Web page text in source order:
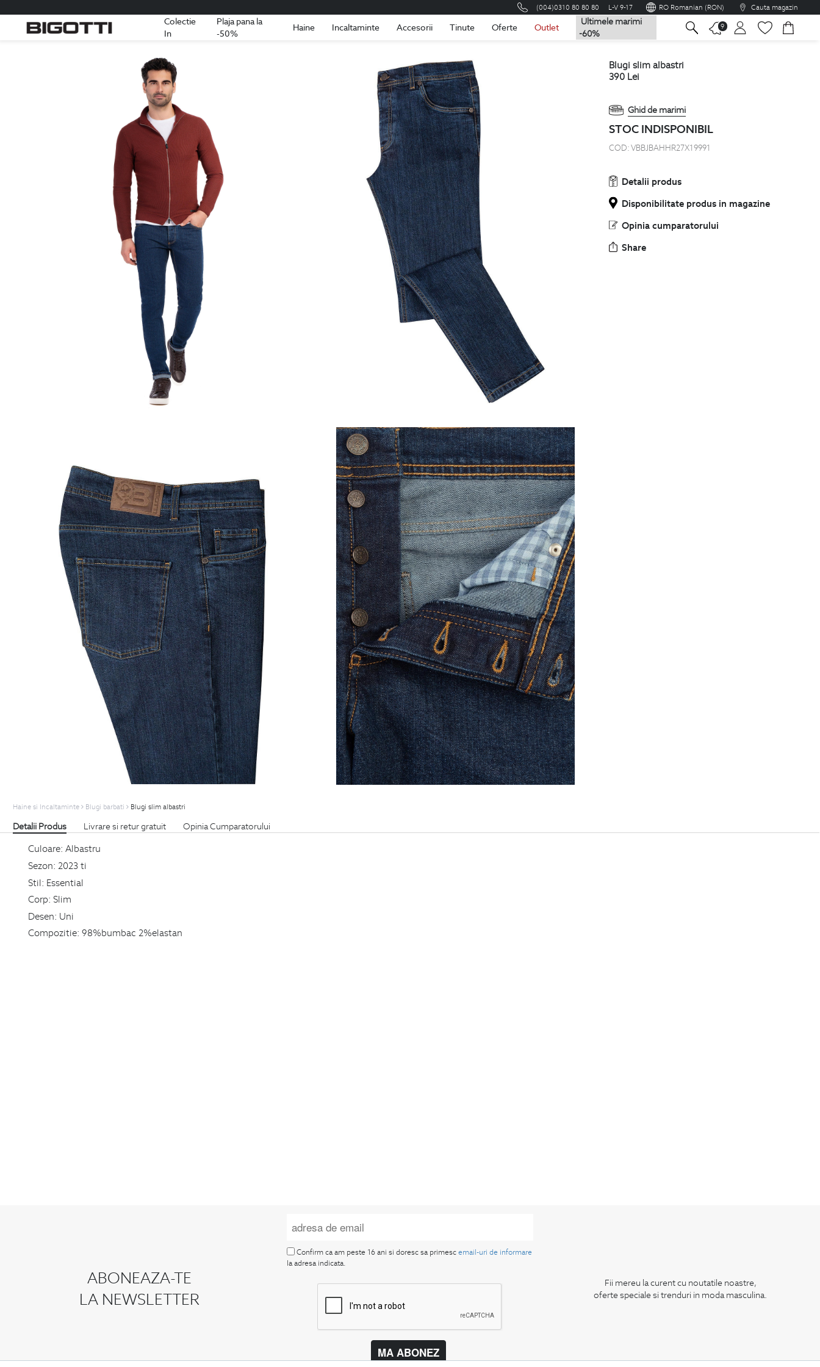
(004)0310 80 80 80 L-V 9-17 RO Romanian (RON) Cauta magazin
Colectie
In
Plaja pana la
-50%
Haine Incaltaminte Accesorii Tinute Oferte Outlet
Ultimele marimi
-60%
9
Romania Romana
blugi slim albastri
390 Lei
Ghid de marimi
STOC INDISPONIBIL
COD:VBBJBAHHR27X19991
Detalii produs
Disponibilitate produs in magazine
Opinia cumparatorului
Share
Haine si Incaltaminte Blugi barbati Blugi slim albastri
Detalii Produs Livrare si retur gratuit Opinia Cumparatorului
Culoare: Albastru
Sezon: 2023 ti
Stil: Essential
Corp: Slim
Desen: Uni
Compozitie: 98%bumbac 2%elastan
ABONEAZA-TE
LA NEWSLETTER
Confirm ca am peste 16 ani si doresc sa primescemail-uri de informare
la adresa indicata.
MA ABONEZ
Fii mereu la curent cu noutatile noastre,
oferte speciale si trenduri in moda masculina.